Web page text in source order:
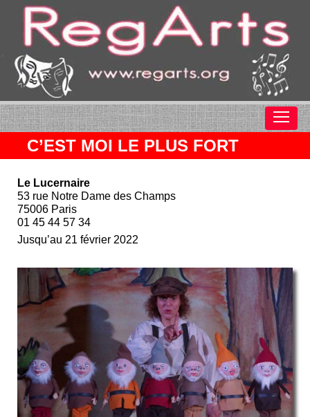
C’EST MOI LE PLUS FORT
Le Lucernaire
53 rue Notre Dame des Champs
75006 Paris
01 45 44 57 34
Jusqu’au 21 février 2022